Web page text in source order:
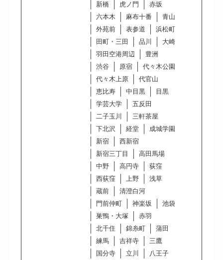
新橋 虎ノ門
赤坂
六本木
麻布十番
青山
外苑前
表参道
浜松町
田町・三田
品川
大崎
羽田空港周辺
豊洲
渋谷
原宿
代々木公園
代々木上原
代官山
恵比寿
中目黒
目黒
学芸大学
五反田
二子玉川
三軒茶屋
下北沢
経堂
成城学園
新宿
西新宿
新宿三丁目
高田馬場
中野
高円寺
荻窪
西荻窪
上野
浅草
蔵前
清澄白河
門前仲町
神楽坂
池袋
巣鴨・大塚
赤羽
北千住
錦糸町
蒲田
練馬
吉祥寺
三鷹
国分寺
立川
八王子